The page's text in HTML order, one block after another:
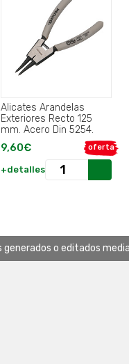
Alicates Arandelas
Exteriores Recto 125
mm. Acero Din 5254.
oferta
9,60€
+detalles
o editados